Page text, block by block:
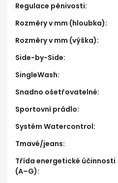
Regulace pěnivosti:
Rozměry v mm (hloubka):
Rozměry v mm (výška):
Side-by-Side:
SingleWash:
Snadno ošetřovatelné:
Sportovní prádlo:
Systém Watercontrol:
Tmavé/jeans:
Třída energetické účinnosti
(A–G):